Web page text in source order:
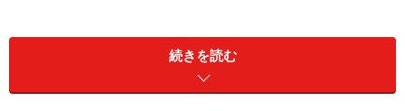
ン』なんです。とはいえ今は、パッケージにも『採点ペ
ン』と印刷してありますが」と、プラチナ万年筆株式会
続きを読む